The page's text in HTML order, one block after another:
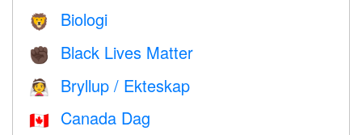
🦁 Biologi
✊🏿 Black Lives Matter
👰 Bryllup / Ekteskap
🇨🇦 Canada Dag